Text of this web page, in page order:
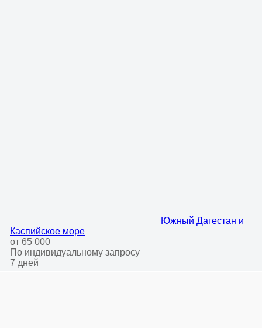
Южный Дагестан и
Каспийское море
от 65 000
По индивидуальному запросу
7 дней